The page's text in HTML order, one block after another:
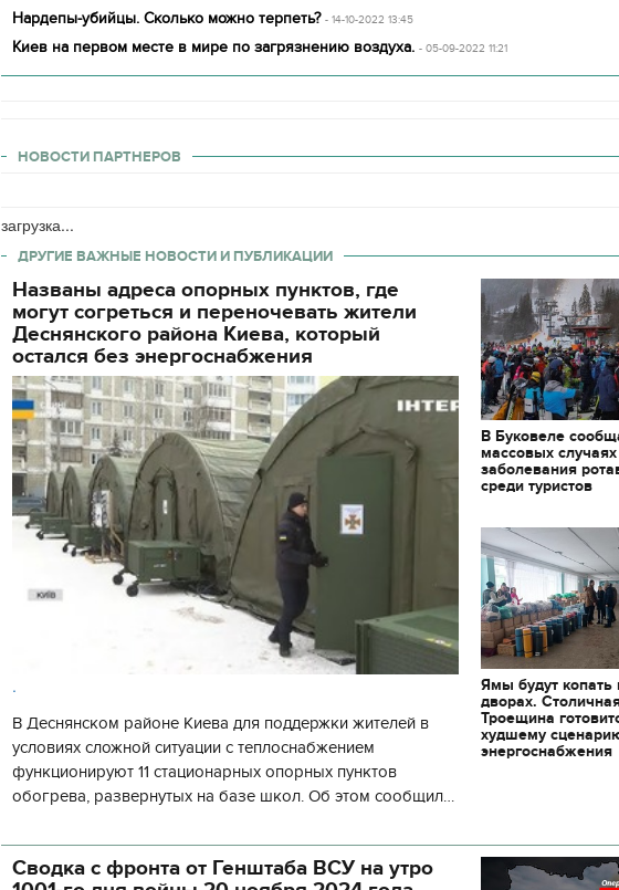
Нардепы-убийцы. Сколько можно терпеть? - 14-10-2022 13:45
Киев на первом месте в мире по загрязнению воздуха. - 05-09-2022 11:21
НОВОСТИ ПАРТНЕРОВ
загрузка...
ДРУГИЕ ВАЖНЫЕ НОВОСТИ И ПУБЛИКАЦИИ
Названы адреса опорных пунктов, где
могут согреться и переночевать жители
Деснянского района Киева, который
остался без энергоснабжения
.
В Деснянском районе Киева для поддержки жителей в
условиях сложной ситуации с теплоснабжением
функционируют 11 стационарных опорных пунктов
обогрева, развернутых на базе школ. Об этом сообщил
государственной а
В Буковеле
массовых случаях
заболевания
среди туристов
Ямы будут копать
дворах.
Троещина
худшему
энергоснабжения
Сводка с фронта от Генштаба ВСУ на утро